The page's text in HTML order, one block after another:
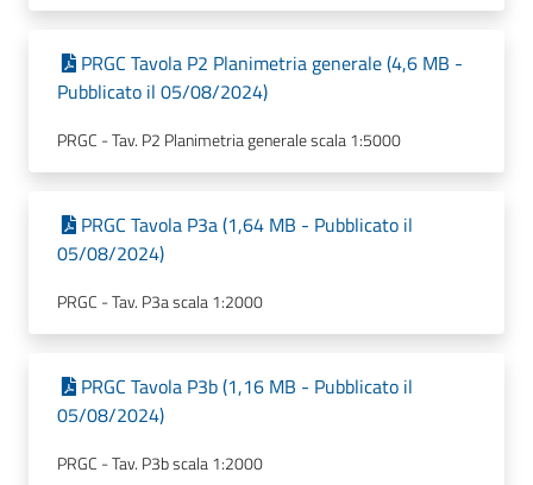
PRGC Tavola P2 Planimetria generale (4,6 MB -
Pubblicato il 05/08/2024)
PRGC - Tav. P2 Planimetria generale scala 1:5000
PRGC Tavola P3a (1,64 MB - Pubblicato il
05/08/2024)
PRGC - Tav. P3a scala 1:2000
PRGC Tavola P3b (1,16 MB - Pubblicato il
05/08/2024)
PRGC - Tav. P3b scala 1:2000